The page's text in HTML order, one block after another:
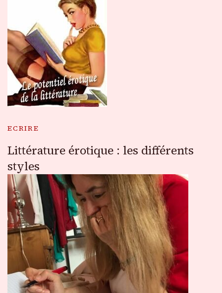
ECRIRE
Littérature érotique : les différents
styles